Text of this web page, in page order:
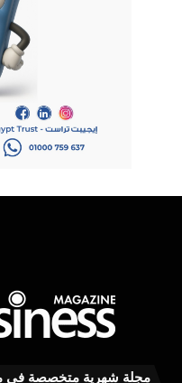
مجلة شهرية متخصصة في